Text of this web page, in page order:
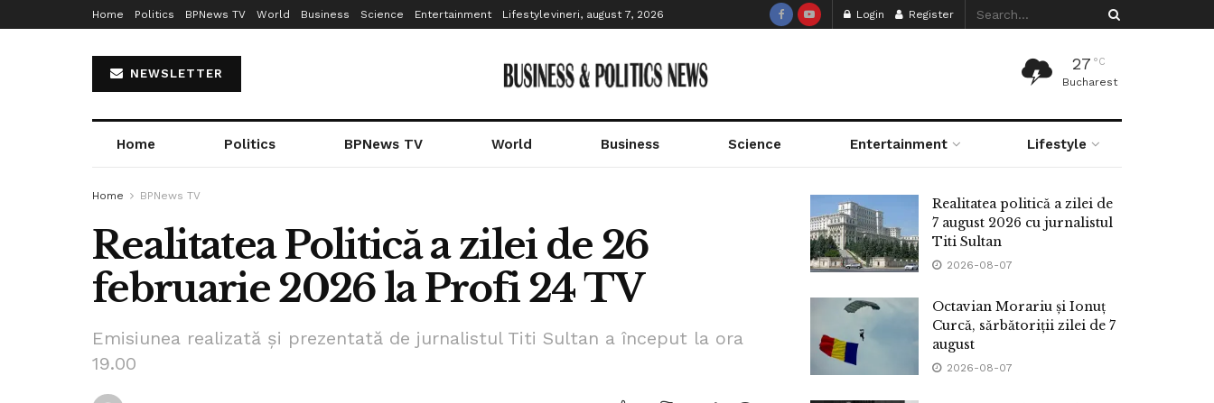
Home Politics BPNews TV World Business Science Entertainment Lifestylevineri, august 7, 2026 Login Register
NEWSLETTER
27 °C
Bucharest
Home Politics BPNews TV World Business Science Entertainment Lifestyle
Home BPNews TV
Realitatea Politică a zilei de 26
februarie 2026 la Profi 24 TV
Emisiunea realizată și prezentată de jurnalistul Titi Sultan a început la ora
19.00
Realitatea politică a zilei de
7 august 2026 cu jurnalistul
Titi Sultan
2026-08-07
Octavian Morariu și Ionuț
Curcă, sărbătoriții zilei de 7
august
2026-08-07